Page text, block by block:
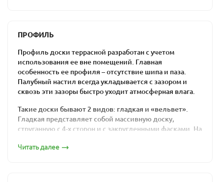
повышенной влажности.
Сортность палубной доски
Мы продаем палубную доску сортов Экстра, Прима, А,
В, С и Эконом. При этом, соблюдаем высокие
стандарты сортировки пиломатериалов, покупая у нас
вы можете быть уверены в качестве материала и
соответствии заявленному сорту. Мы дорожим своей
репутацией. Изучите
подробные нормы сортировки
Сортность палубной доски из лиственницы влияет
ПРОФИЛЬ
Профиль доски террасной разработан с учетом
использования ее вне помещений. Главная
особенность ее профиля – отсутствие шипа и паза.
Палубный настил всегда укладывается с зазором и
сквозь эти зазоры быстро уходит атмосферная влага.
Такие доски бывают 2 видов: гладкая и «вельвет».
Гладкая представляет собой массивную доску,
струганную с 4-х сторон и с закругленными фасками. На
выфрезерована мелкая волна с шагом 2-4 мм.
Читать далее